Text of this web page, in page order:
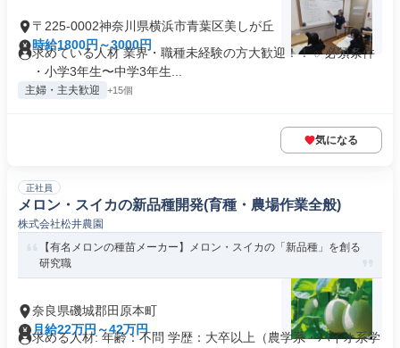
〒225-0002神奈川県横浜市青葉区美しが丘
時給1800円～3000円
求めている人材 業界・職種未経験の方大歓迎！！ ✅必須条件
・小学3年生〜中学3年生...
主婦・主夫歓迎 +15個
気になる
正社員
メロン・スイカの新品種開発(育種・農場作業全般)
株式会社松井農園
【有名メロンの種苗メーカー】メロン・スイカの「新品種」を創る
研究職
奈良県磯城郡田原本町
月給22万円～42万円
求める人材: 年齢：不問 学歴：大卒以上（農学系・バイオ系学